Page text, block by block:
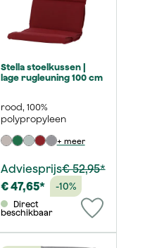
Stella stoelkussen |
lage rugleuning 100 cm
rood, 100%
polypropyleen
+ meer
Adviesprijs€ 52,95*
€ 47,65*
-10%
beschikbaar